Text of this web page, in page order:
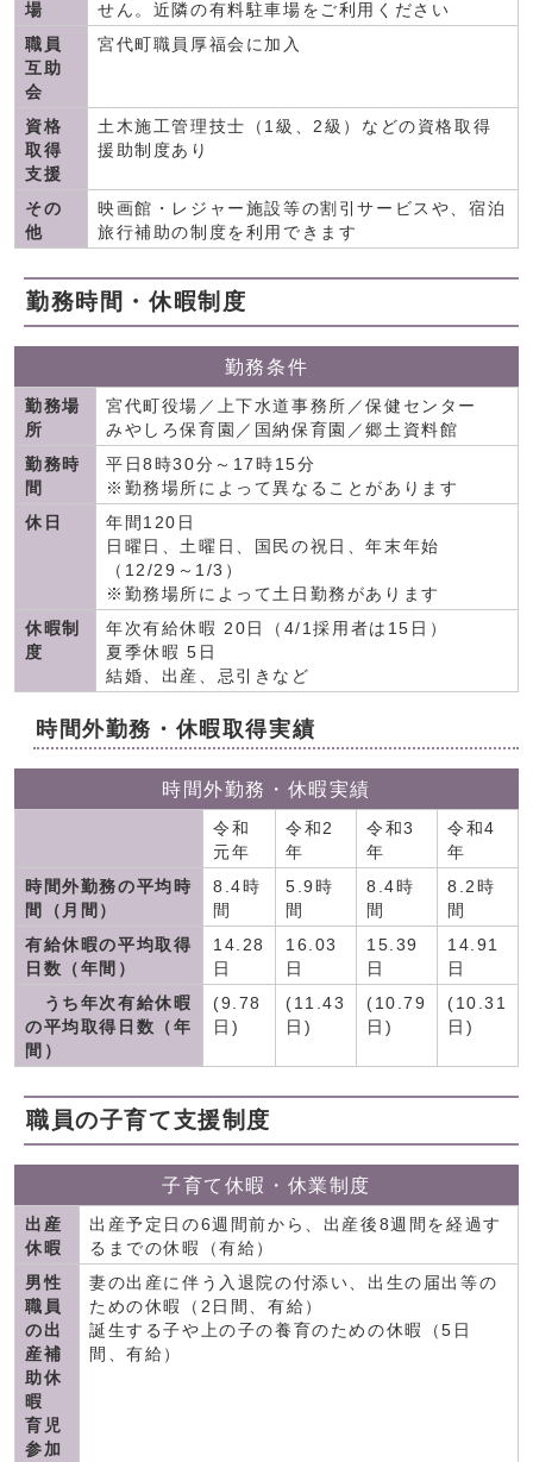
場
せん。近隣の有料駐車場をご利用ください
職員
互助
会
宮代町職員厚福会に加入
資格
取得
支援
土木施工管理技士（1級、2級）などの資格取得
援助制度あり
その
他
映画館・レジャー施設等の割引サービスや、宿泊
旅行補助の制度を利用できます
勤務時間・休暇制度
勤務条件
勤務場
所
宮代町役場／上下水道事務所／保健センター
みやしろ保育園／国納保育園／郷土資料館
勤務時
間
平日8時30分～17時15分
※勤務場所によって異なることがあります
休日
年間120日
日曜日、土曜日、国民の祝日、年末年始
（12/29～1/3）
※勤務場所によって土日勤務があります
休暇制
度
年次有給休暇 20日（4/1採用者は15日）
夏季休暇 5日
結婚、出産、忌引きなど
時間外勤務・休暇取得実績
時間外勤務・休暇実績
令和
元年
令和2
年
令和3
年
令和4
年
時間外勤務の平均時
間（月間）
8.4時
間
5.9時
間
8.4時
間
8.2時
間
有給休暇の平均取得
日数（年間）
14.28
日
16.03
日
15.39
日
14.91
日
うち年次有給休暇
の平均取得日数（年
間）
(9.78
日)
(11.43
日)
(10.79
日)
(10.31
日)
職員の子育て支援制度
子育て休暇・休業制度
出産
休暇
出産予定日の6週間前から、出産後8週間を経過す
るまでの休暇（有給）
男性
職員
の出
産補
助休
暇
育児
参加
妻の出産に伴う入退院の付添い、出生の届出等の
ための休暇（2日間、有給）
誕生する子や上の子の養育のための休暇（5日
間、有給）